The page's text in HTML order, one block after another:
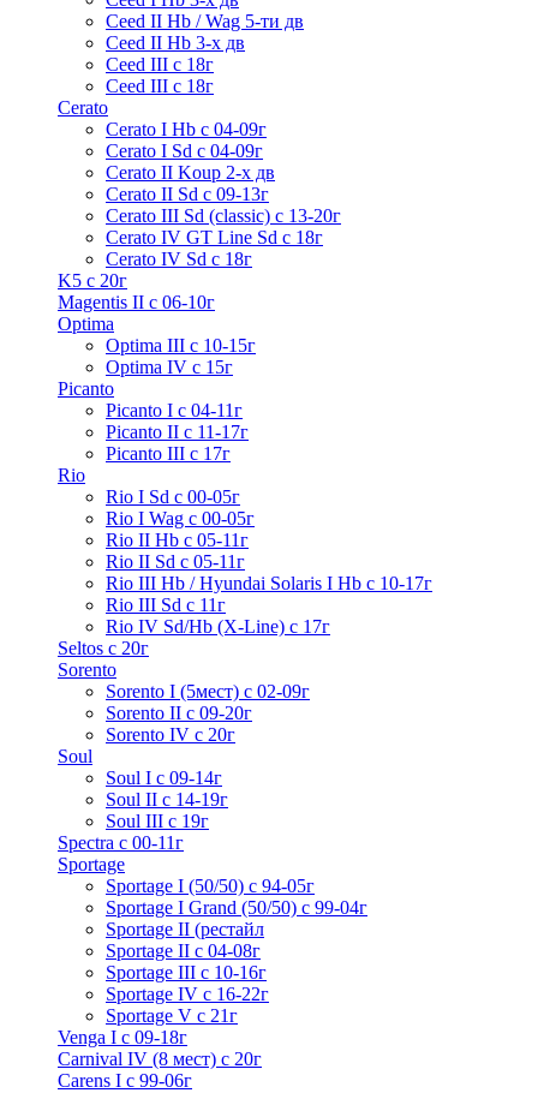
Ceed II Hb / Wag 5-ти дв
Ceed II Hb 3-х дв
Ceed III с 18г
Ceed III с 18г
Cerato
Cerato I Hb с 04-09г
Cerato I Sd с 04-09г
Cerato II Koup 2-х дв
Cerato II Sd c 09-13г
Cerato III Sd (classic) с 13-20г
Cerato IV GT Line Sd с 18г
Cerato IV Sd с 18г
K5 с 20г
Magentis II с 06-10г
Optima
Optima III с 10-15г
Optima IV с 15г
Picanto
Picanto I с 04-11г
Picanto II c 11-17г
Picanto III c 17г
Rio
Rio I Sd с 00-05г
Rio I Wag c 00-05г
Rio II Hb с 05-11г
Rio II Sd с 05-11г
Rio III Hb / Hyundai Solaris I Hb с 10-17г
Rio III Sd c 11г
Rio IV Sd/Hb (X-Line) с 17г
Seltos с 20г
Sorento
Sorento I (5мест) с 02-09г
Sorento II c 09-20г
Sorento IV с 20г
Soul
Soul I с 09-14г
Soul II с 14-19г
Soul III с 19г
Spectra с 00-11г
Sportage
Sportage I (50/50) с 94-05г
Sportage I Grand (50/50) с 99-04г
Sportage II (рестайл
Sportage II c 04-08г
Sportage III c 10-16г
Sportage IV с 16-22г
Sportage V с 21г
Venga I c 09-18г
Carnival IV (8 мест) с 20г
Carens I c 99-06г